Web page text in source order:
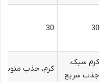
30
30
کرم سبک،
جذب سریع
کرم، جذب